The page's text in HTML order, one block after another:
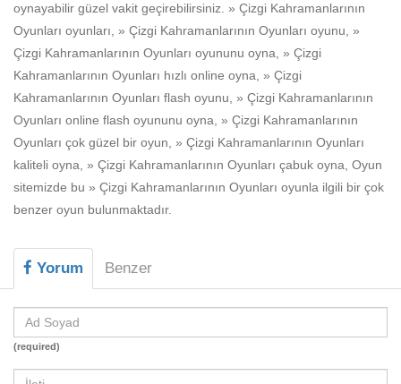
Komik
Macera
Mario
Savaş
Spor
oynayabilir güzel vakit geçirebilirsiniz. » Çizgi Kahramanlarının
Oyunları oyunları, » Çizgi Kahramanlarının Oyunları oyunu, »
Çizgi Kahramanlarının Oyunları oyununu oyna, » Çizgi
Kahramanlarının Oyunları hızlı online oyna, » Çizgi
Kahramanlarının Oyunları flash oyunu, » Çizgi Kahramanlarının
Oyunları online flash oyununu oyna, » Çizgi Kahramanlarının
Oyunları çok güzel bir oyun, » Çizgi Kahramanlarının Oyunları
kaliteli oyna, » Çizgi Kahramanlarının Oyunları çabuk oyna, Oyun
sitemizde bu » Çizgi Kahramanlarının Oyunları oyunla ilgili bir çok
benzer oyun bulunmaktadır.
Yorum Benzer
(required)